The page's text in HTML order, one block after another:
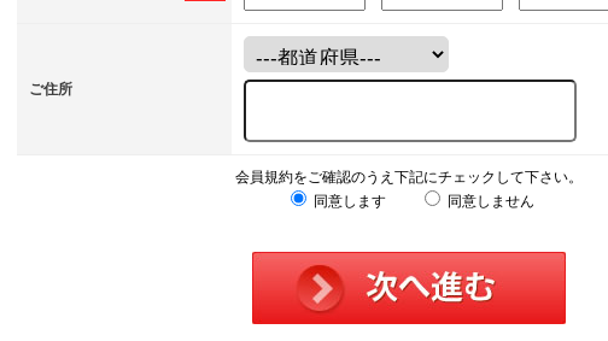
ご住所
会員規約をご確認のうえ下記にチェックして下さい。
同意します
同意しません